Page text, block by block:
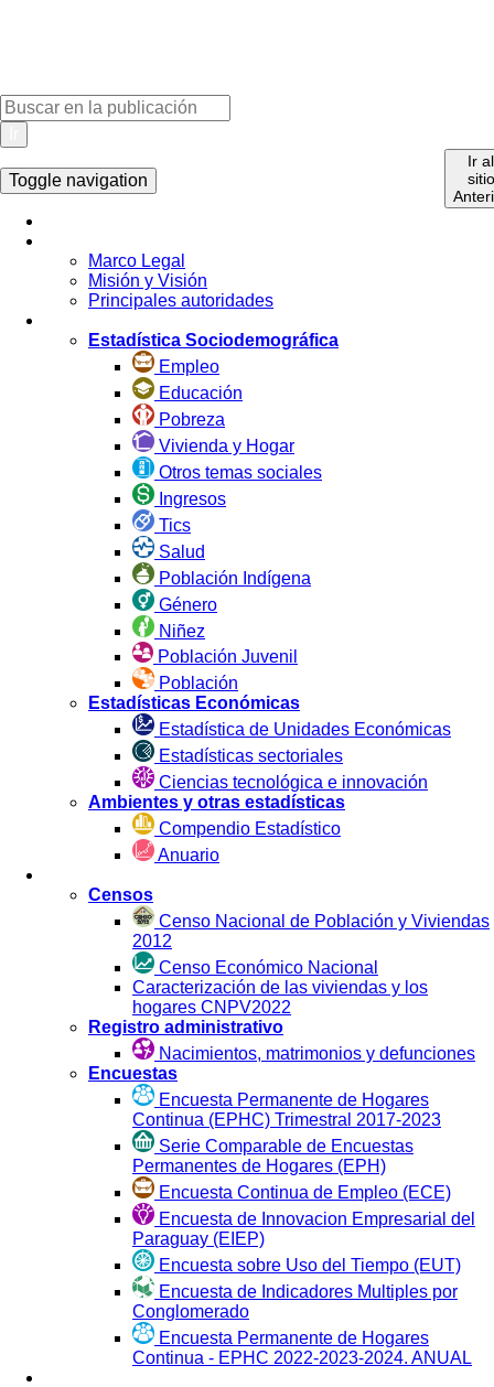
Ir al
sitio
Toggle navigation
Marco Legal
Misión y Visión
Principales autoridades
Estadística Sociodemográfica
Empleo
Educación
Pobreza
Vivienda y Hogar
Otros temas sociales
Ingresos
Tics
Salud
Población Indígena
Género
Niñez
Población Juvenil
Población
Estadísticas Económicas
Estadística de Unidades Económicas
Estadísticas sectoriales
Ciencias tecnológica e innovación
Ambientes y otras estadísticas
Compendio Estadístico
Anuario
Censos
Censo Nacional de Población y Viviendas
2012
Censo Económico Nacional
Caracterización de las viviendas y los
hogares CNPV2022
Registro administrativo
Nacimientos, matrimonios y defunciones
Encuestas
Encuesta Permanente de Hogares
Continua (EPHC) Trimestral 2017-2023
Serie Comparable de Encuestas
Permanentes de Hogares (EPH)
Encuesta Continua de Empleo (ECE)
Encuesta de Innovacion Empresarial del
Paraguay (EIEP)
Encuesta sobre Uso del Tiempo (EUT)
Encuesta de Indicadores Multiples por
Conglomerado
Encuesta Permanente de Hogares
Continua - EPHC 2022-2023-2024. ANUAL